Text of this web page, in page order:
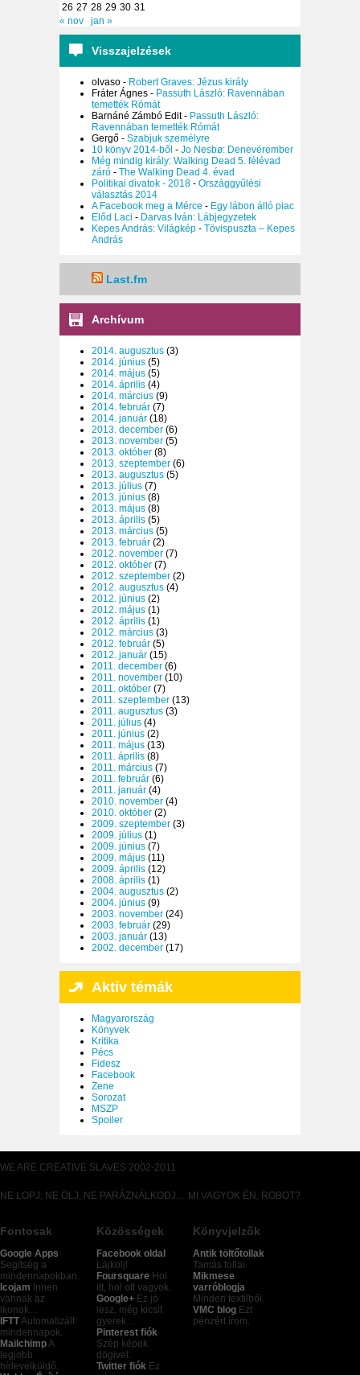
26 27 28 29 30 31
« nov
jan »
Visszajelzések
olvaso - Robert Graves: Jézus király
Fráter Ágnes - Passuth László: Ravennában
temették Rómát
Barnáné Zámbó Edit- Passuth László:
Ravennában temették Rómát
Gergő - Szabjuk személyre
10 könyv 2014-ből - Jo Nesbø: Denevérember
Még mindig király: Walking Dead 5. félévad
záró - The Walking Dead 4. évad
Politikai divatok - 2018 - Országgyűlési
választás 2014
A Facebook meg a Mérce - Egy lábon álló piac
Előd Laci - Darvas Iván: Lábjegyzetek
Kepes András: Világkép - Tövispuszta – Kepes
András
Last.fm
Archívum
2014. augusztus (3)
2014. június (5)
2014. május (5)
2014. április (4)
2014. március (9)
2014. február (7)
2014. január (18)
2013. december (6)
2013. november (5)
2013. október (8)
2013. szeptember (6)
2013. augusztus (5)
2013. július (7)
2013. június (8)
2013. május (8)
2013. április (5)
2013. március (5)
2013. február (2)
2012. november (7)
2012. október (7)
2012. szeptember (2)
2012. augusztus (4)
2012. június (2)
2012. május (1)
2012. április (1)
2012. március (3)
2012. február (5)
2012. január (15)
2011. december (6)
2011. november (10)
2011. október (7)
2011. szeptember (13)
2011. augusztus (3)
2011. július (4)
2011. június (2)
2011. május (13)
2011. április (8)
2011. március (7)
2011. február (6)
2011. január (4)
2010. november (4)
2010. október (2)
2009. szeptember (3)
2009. július (1)
2009. június (7)
2009. május (11)
2009. április (12)
2008. április (1)
2004. augusztus (2)
2004. június (9)
2003. november (24)
2003. február (29)
2003. január (13)
2002. december (17)
Aktív témák
Magyarország
Könyvek
Kritika
Pécs
Fidesz
Facebook
Zene
Sorozat
MSZP
Spoiler
WE ARE CREATIVE SLAVES 2002-2011
NE LOPJ, NE ÖLJ, NE PARÁZNÁLKODJ… MI VAGYOK ÉN, ROBOT?
Fontosak
Google Apps
Segítség a
mindennapokban.
Icojam Innen
vannak az
ikonok…
IFTTAutomatizált
mindennapok.
MailchimpA
legjobb
hírlevélküldő.
Közösségek
Facebook oldal
Lájkolj!
Foursquare Hol
itt, hol ott vagyok.
Google+ Ez jó
lesz, még kicsit
gyerek…
Pinterest fiók
Szép képek
dögivel.
Twitter fiók Ez
Könyvjelzők
Antik töltőtollak
Tamás tollai
Mikmese
varróblogja
Minden textilből.
VMC blog Ezt
pénzért írom.